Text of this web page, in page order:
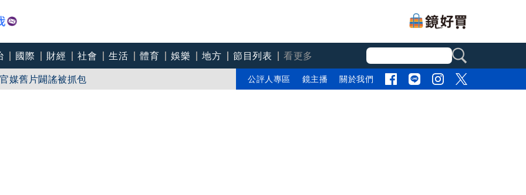
國際 財經 社會 生活 體育 娛樂 地方 節目列表 看更多
媒舊片闢謠被抓包
鍵礦產」供應鏈
公評人專區 鏡主播 關於我們